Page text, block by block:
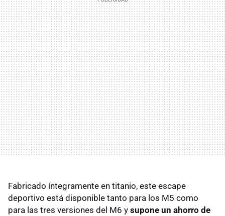
Fabricado íntegramente en titanio, este escape
deportivo está disponible tanto para los M5 como
para las tres versiones del M6 y supone un ahorro de